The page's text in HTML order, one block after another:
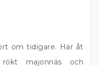
om tidigare. Här åt
majonnäs och